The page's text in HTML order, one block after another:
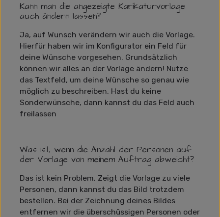
Kann man die angezeigte Karikaturvorlage
auch ändern lassen?
Ja, auf Wunsch verändern wir auch die Vorlage.
Hierfür haben wir im Konfigurator ein Feld für
deine Wünsche vorgesehen. Grundsätzlich
können wir alles an der Vorlage ändern! Nutze
das Textfeld, um deine Wünsche so genau wie
möglich zu beschreiben. Hast du keine
Sonderwünsche, dann kannst du das Feld auch
freilassen
Was ist, wenn die Anzahl der Personen auf
der Vorlage von meinem Auftrag abweicht?
Das ist kein Problem. Zeigt die Vorlage zu viele
Personen, dann kannst du das Bild trotzdem
bestellen. Bei der Zeichnung deines Bildes
entfernen wir die überschüssigen Personen oder